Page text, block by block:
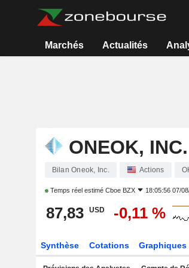
Marchés Actualités
ONEOK, INC.
Bilan Oneok, Inc. Actions
Temps réel estimé Cboe BZX 18:05:56 07/
87,83 USD -0,11 %
Synthèse Cotations Graphiques